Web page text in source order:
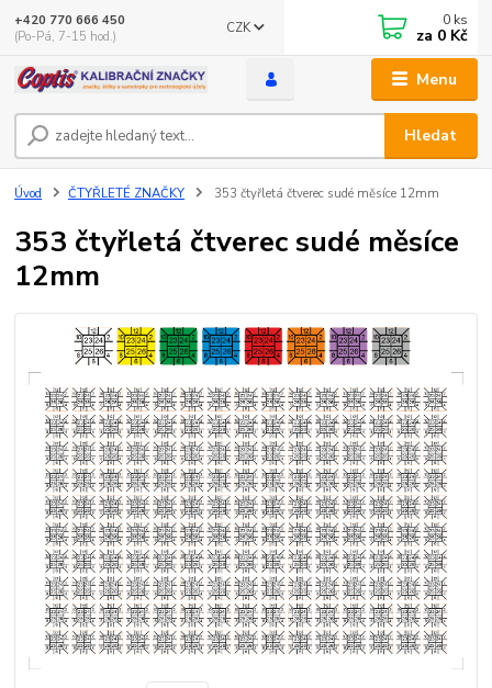
Menu
CZK
Hledat
+420 770 666 450
(Po-Pá, 7-15 hod.)
0 ks
za 0 Kč
Úvod ČTYŘLETÉ ZNAČKY 353 čtyřletá čtverec sudé měsíce 12mm
353 čtyřletá čtverec sudé měsíce
12mm